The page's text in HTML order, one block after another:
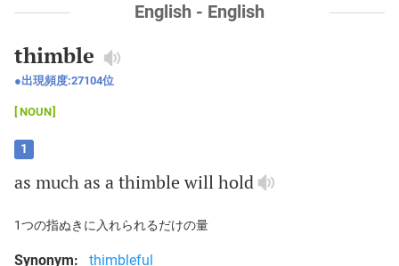
English - English
thimble
出現頻度:27104位
NOUN
1
as muchas athimble willhold
1つの指ぬきに入れられるだけの量
Synonym: thimbleful